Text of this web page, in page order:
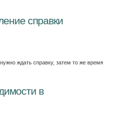
справки
ждать справку, затем то же время
в